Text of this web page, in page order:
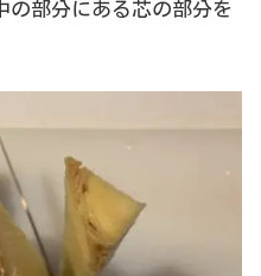
の部分にある芯の部分を